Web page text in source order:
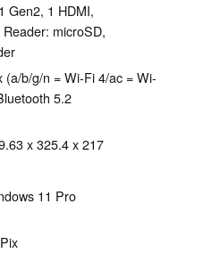
Gen2, 1 HDMI,
microSD,
(a/b/g/n = Wi-Fi 4/ac = Wi-
5.2
x 325.4 x 217
11 Pro